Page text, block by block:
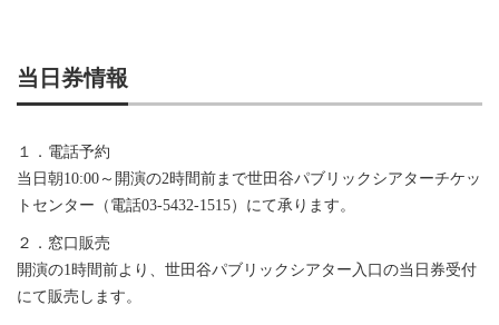
当日券情報
１．電話予約
当日朝10:00～開演の2時間前まで世田谷パブリックシアターチケッ
トセンター（電話03-5432-1515）にて承ります。
２．窓口販売
開演の1時間前より、世田谷パブリックシアター入口の当日券受付
にて販売します。